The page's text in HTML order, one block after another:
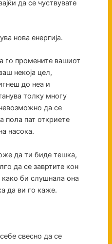
да се чуствувате
нова енергија.
го промените вашиот
некоја цел,
до неа и
толку многу
да се
пола пат откриете
насока.
да ти биде тешка,
да се завртите кон
би слушнала она
да ви го каже.
свесно да се